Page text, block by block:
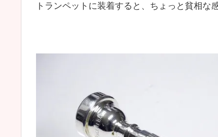
トランペットに装着すると、ちょっと貧相な